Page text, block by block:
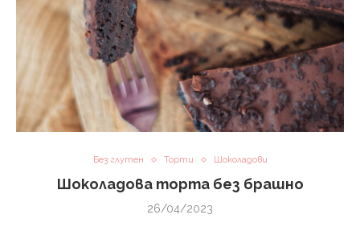
Без глутен Торти Шоколадови
Шоколадова торта без брашно
26/04/2023